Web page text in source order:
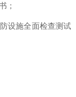
；
设施全面检查测试